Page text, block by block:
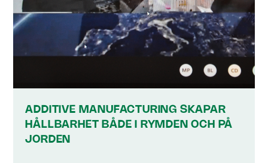
ADDITIVE MANUFACTURING SKAPAR
HÅLLBARHET BÅDE I RYMDEN OCH PÅ
JORDEN